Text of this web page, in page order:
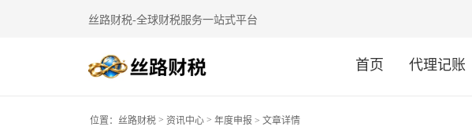
丝路财税-全球财税服务一站式平台
首页 代理记账
位置： 丝路财税 > 资讯中心 > 年度申报 > 文章详情